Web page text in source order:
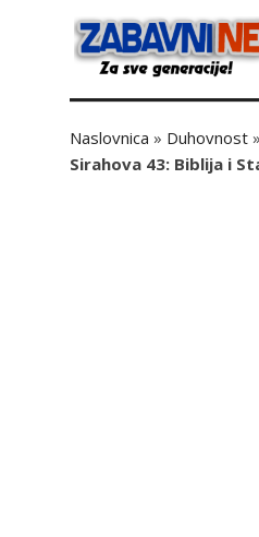
Naslovnica » Duhovnost »
Sirahova 43: Biblija i